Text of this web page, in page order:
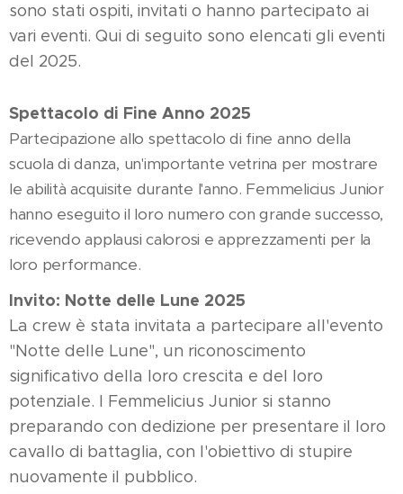
sono stati ospiti, invitati o hanno partecipato ai
vari eventi. Qui di seguito sono elencati gli eventi
del 2025.
Spettacolo di Fine Anno 2025
Partecipazione allo spettacolo di fine anno della
scuola di danza, un'importante vetrina per mostrare
le abilità acquisite durante l'anno. Femmelicius Junior
hanno eseguito il loro numero con grande successo,
ricevendo applausi calorosi e apprezzamenti per la
loro performance.
Invito: Notte delle Lune 2025
La crew è stata invitata a partecipare all'evento
"Notte delle Lune", un riconoscimento
significativo della loro crescita e del loro
potenziale. I Femmelicius Junior si stanno
preparando con dedizione per presentare il loro
cavallo di battaglia, con l'obiettivo di stupire
nuovamente il pubblico.